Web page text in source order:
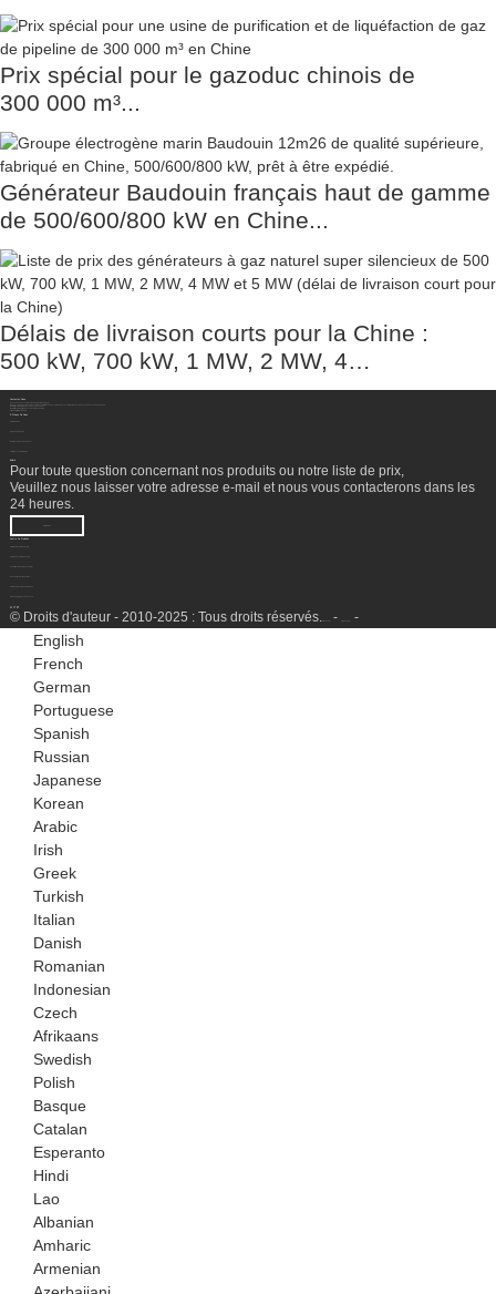
Prix ​​spécial pour le gazoduc chinois de
300 000 m³...
Générateur Baudouin français haut de gamme
de 500/600/800 kW en Chine...
Délais de livraison courts pour la Chine :
500 kW, 700 kW, 1 MW, 2 MW, 4…
Pour toute question concernant nos produits ou notre liste de prix,
Veuillez nous laisser votre adresse e-mail et nous vous contacterons dans les
24 heures.
© Droits d'auteur - 2010-2025 : Tous droits réservés. - -
English
French
German
Portuguese
Spanish
Russian
Japanese
Korean
Arabic
Irish
Greek
Turkish
Italian
Danish
Romanian
Indonesian
Czech
Afrikaans
Swedish
Polish
Basque
Catalan
Esperanto
Hindi
Lao
Albanian
Amharic
Armenian